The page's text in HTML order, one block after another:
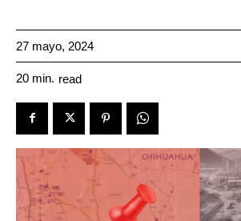
27 mayo, 2024
20 min. read